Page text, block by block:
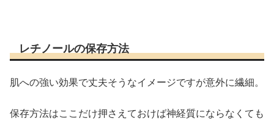
レチノールの保存方法
肌への強い効果で丈夫そうなイメージですが意外に繊細。
保存方法はここだけ押さえておけば神経質にならなくても